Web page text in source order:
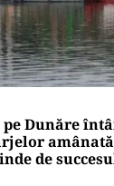
Dunăre
de